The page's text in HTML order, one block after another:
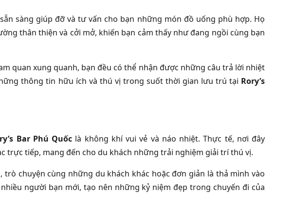
sàng giúp đỡ và tư vấn cho bạn những món đồ uống phù hợp. Họ
thân thiện và cởi mở, khiến bạn cảm thấy như đang ngồi cùng bạn
quan xung quanh, bạn đều có thể nhận được những câu trả lời nhiệt
thông tin hữu ích và thú vị trong suốt thời gian lưu trú tại Rory’s
Bar Phú Quốc là không khí vui vẻ và náo nhiệt. Thực tế, nơi đây
trực tiếp, mang đến cho du khách những trải nghiệm giải trí thú vị.
chuyện cùng những du khách khác hoặc đơn giản là thả mình vào
người bạn mới, tạo nên những kỷ niệm đẹp trong chuyến đi của